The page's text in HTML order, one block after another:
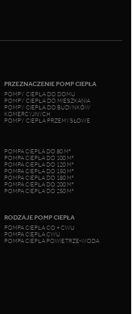
PRZEZNACZENIE POMP CIEPŁA
POMPY CIEPŁA DO DOMU
POMPY CIEPŁA DO MIESZKANIA
POMPY CIEPŁA DO BUDYNKÓW
KOMERCYJNYCH
POMPY CIEPŁA PRZEMYSŁOWE
POMPA CIEPŁA DO 80 M²
POMPA CIEPŁA DO 100 M²
POMPA CIEPŁA DO 120 M²
POMPA CIEPŁA DO 150 M²
POMPA CIEPŁA DO 180 M²
POMPA CIEPŁA DO 200 M²
POMPA CIEPŁA DO 250 M²
RODZAJE POMP CIEPŁA
POMPA CIEPŁA CO + CWU
POMPA CIEPŁA CWU
POMPA CIEPŁA POWIETRZE-WODA